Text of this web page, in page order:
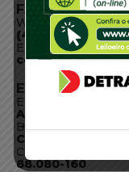
FALE CONOSCO
WhatsApp:
(48) 3664-1800
E-mail:
ENDEREÇO
Endereço:
Av. Almirante
Bairro:
Coqueiros,
CEP:
88.080-160